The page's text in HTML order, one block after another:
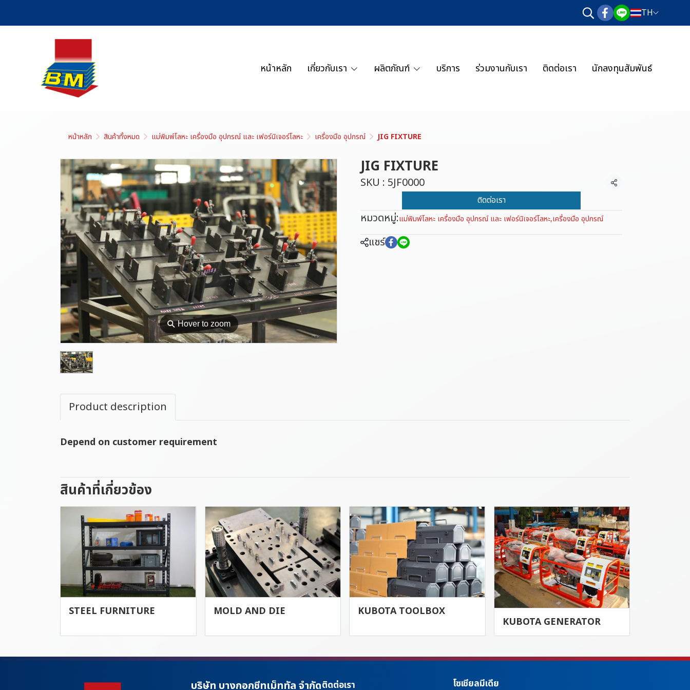
TH
หน้าหลัก เกี่ยวกับเรา ผลิตภัณฑ์ บริการ ร่วมงานกับเรา ติดต่อเรา นักลงทุนสัมพันธ์
หน้าหลัก สินค้าทั้งหมด แม่พิมพ์โลหะ เครื่องมือ อุปกรณ์ และ เฟอร์นิเจอร์โลหะ เครื่องมือ อุปกรณ์ JIG FIXTURE
⚲Hover to zoom
JIG FIXTURE
SKU : 5JF0000
แชร์
ติดต่อเรา
หมวดหมู่:แม่พิมพ์โลหะ เครื่องมือ อุปกรณ์ และ เฟอร์นิเจอร์โลหะ,เครื่องมือ อุปกรณ์
แชร์
Product description
Depend on customer requirement
สินค้าที่เกี่ยวข้อง
STEEL FURNITURE MOLD AND DIE
KUBOTA TOOLBOX
KUBOTA GENERATOR
บริษัท บางกอกชีทเม็ททัล จำกัดติดต่อเรา โซเชียลมีเดีย